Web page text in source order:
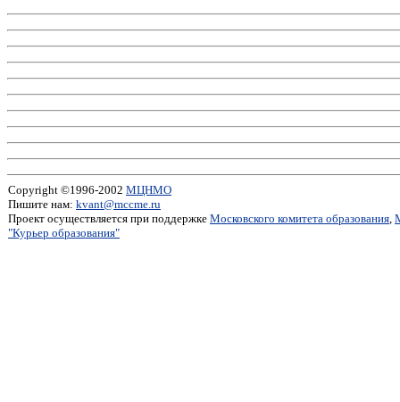
Copyright ©1996-2002 МЦНМО
Пишите нам: kvant@mccme.ru
Проект осуществляется при поддержке Московского комитета образования,
"Курьер образования"